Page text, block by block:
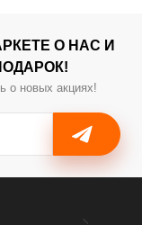
О НАС И
о новых акциях!